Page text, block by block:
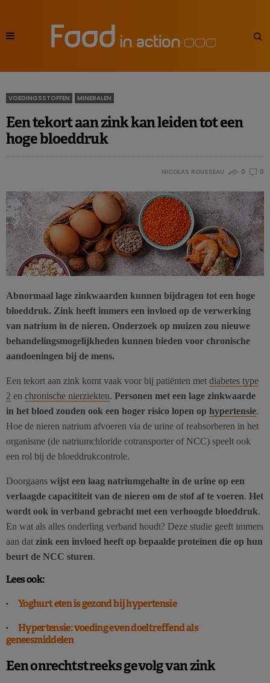
VOEDINGSSTOFFEN MINERALEN
Een tekort aan zink kan leiden tot een
hoge bloeddruk
NICOLAS ROUSSEAU 0 0
Abnormaal lage zinkwaarden kunnen bijdragen tot een hoge
bloeddruk. Zink heeft immers een invloed op de verwerking
van natrium in de nieren. Onderzoek op muizen zou nieuwe
behandelingsmogelijkheden kunnen bieden voor chronische
aandoeningen bij de mens.
Een tekort aan zink komt vaak voor bij patiënten met diabetes type
2 en chronische nierziekten. Personen met een lage zinkwaarde
in het bloed zouden ook een hoger risico lopen op hypertensie.
Hoe de nieren natrium afvoeren via de urine of reabsorberen in het
organisme (de natriumchloride cotransporter of NCC) speelt ook
een rol bij de bloeddrukcontrole.
Doorgaans wijst een laag natriumgehalte in de urine op een
verlaagde capacititeit van de nieren om de stof af te voeren. Het
wordt ook in verband gebracht met een verhoogde bloeddruk.
En wat als alles onderling verband houdt? Deze studie geeft immers
aan dat zink een invloed heeft op bepaalde proteïnen die op hun
beurt de NCC sturen.
Lees ook:
· Yoghurt eten is gezond bij hypertensie
· Hypertensie: voeding even doeltreffend als
geneesmiddelen
Een onrechtstreeks gevolg van zink